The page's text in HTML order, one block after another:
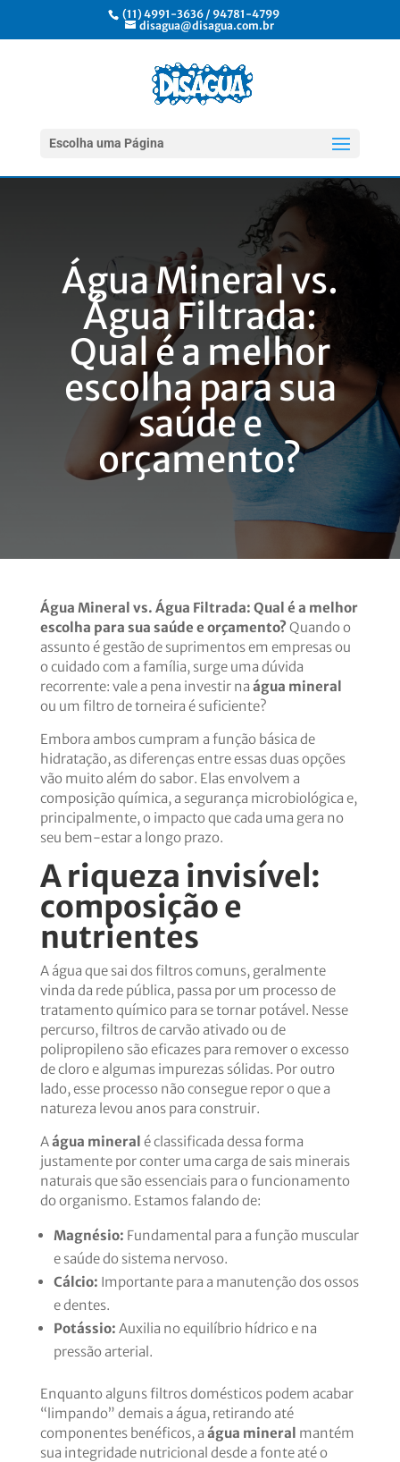
(11) 4991-3636 / 94781-4799
disagua@disagua.com.br
Escolha uma Página
Água Mineral vs.
Água Filtrada:
Qual é a melhor
escolha para sua
saúde e
orçamento?
Água Mineral vs. Água Filtrada: Qual é a melhor
escolha para sua saúde e orçamento? Quando o
assunto é gestão de suprimentos em empresas ou
o cuidado com a família, surge uma dúvida
recorrente: vale a pena investir na água mineral
ou um filtro de torneira é suficiente?
Embora ambos cumpram a função básica de
hidratação, as diferenças entre essas duas opções
vão muito além do sabor. Elas envolvem a
composição química, a segurança microbiológica e,
principalmente, o impacto que cada uma gera no
seu bem-estar a longo prazo.
A riqueza invisível:
composição e
nutrientes
A água que sai dos filtros comuns, geralmente
vinda da rede pública, passa por um processo de
tratamento químico para se tornar potável. Nesse
percurso, filtros de carvão ativado ou de
polipropileno são eficazes para remover o excesso
de cloro e algumas impurezas sólidas. Por outro
lado, esse processo não consegue repor o que a
natureza levou anos para construir.
Aágua mineral é classificada dessa forma
justamente por conter uma carga de sais minerais
naturais que são essenciais para o funcionamento
do organismo. Estamos falando de:
Magnésio: Fundamental para a função muscular
e saúde do sistema nervoso.
Cálcio: Importante para a manutenção dos ossos
e dentes.
Potássio: Auxilia no equilíbrio hídrico e na
pressão arterial.
Enquanto alguns filtros domésticos podem acabar
“limpando” demais a água, retirando até
componentes benéficos, a água mineral mantém
sua integridade nutricional desde a fonte até o